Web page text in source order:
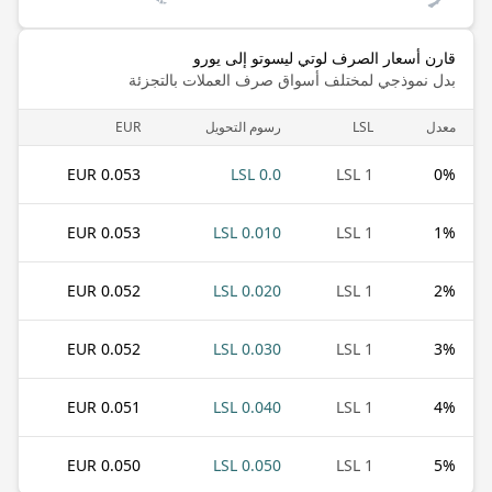
قارن أسعار الصرف لوتي ليسوتو إلى يورو
بدل نموذجي لمختلف أسواق صرف العملات بالتجزئة
معدل LSL رسوم التحويل EUR
0%
1 LSL
0.0 LSL
0.053 EUR
1%
1 LSL
0.010 LSL
0.053 EUR
2%
1 LSL
0.020 LSL
0.052 EUR
3%
1 LSL
0.030 LSL
0.052 EUR
4%
1 LSL
0.040 LSL
0.051 EUR
5%
1 LSL
0.050 LSL
0.050 EUR